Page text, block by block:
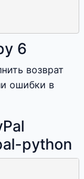
6
возврат
ошибки в
python